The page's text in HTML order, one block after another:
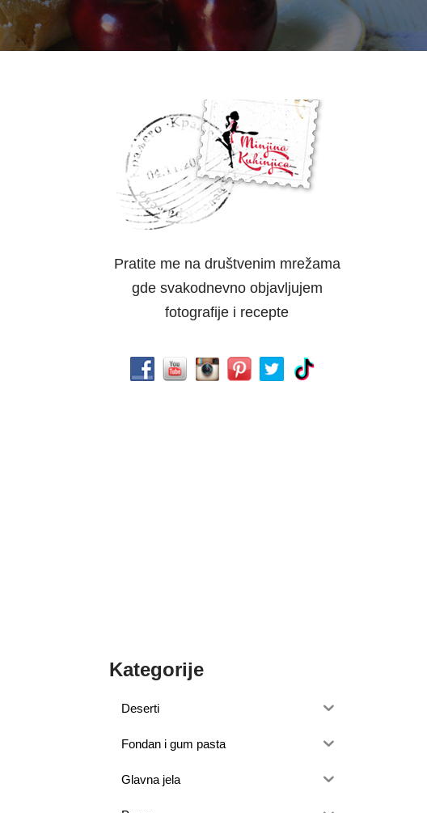
Pratite me na društvenim mrežama
gde svakodnevno objavljujem
fotografije i recepte
Kategorije
Deserti
Fondan i gum pasta
Glavna jela